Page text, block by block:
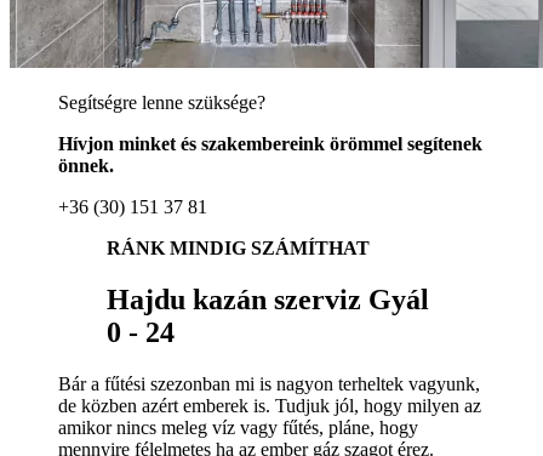
Segítségre lenne szüksége?
Hívjon minket és szakembereink örömmel segítenek
önnek.
+36 (30) 151 37 81
RÁNK MINDIG SZÁMÍTHAT
Hajdu kazán szerviz Gyál
0 - 24
Bár a fűtési szezonban mi is nagyon terheltek vagyunk,
de közben azért emberek is. Tudjuk jól, hogy milyen az
amikor nincs meleg víz vagy fűtés, pláne, hogy
mennyire félelmetes ha az ember gáz szagot érez.